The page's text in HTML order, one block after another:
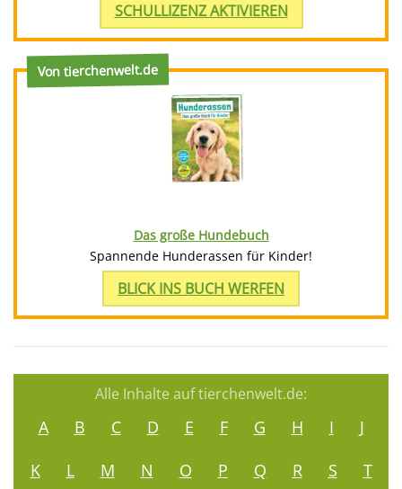
SCHULLIZENZ AKTIVIEREN
Von tierchenwelt.de
Das große Hundebuch
Spannende Hunderassen für Kinder!
BLICK INS BUCH WERFEN
Alle Inhalte auf tierchenwelt.de:
A B C D E F G H I
J
K
L M N O P Q R S
T